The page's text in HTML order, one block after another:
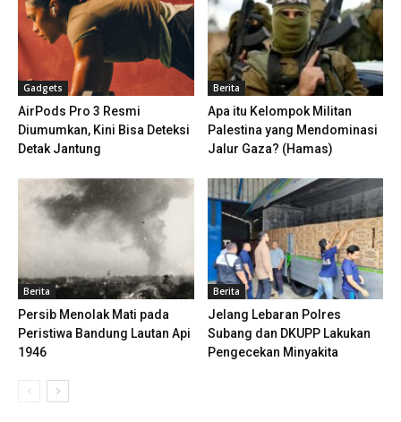
Gadgets
AirPods Pro 3 Resmi
Diumumkan, Kini Bisa Deteksi
Detak Jantung
Berita
Apa itu Kelompok Militan
Palestina yang Mendominasi
Jalur Gaza? (Hamas)
Berita
Persib Menolak Mati pada
Peristiwa Bandung Lautan Api
1946
Berita
Jelang Lebaran Polres
Subang dan DKUPP Lakukan
Pengecekan Minyakita